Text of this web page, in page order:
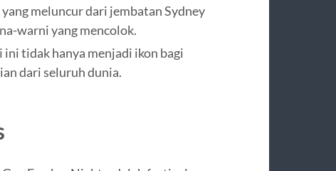
meluncur dari jembatan Sydney
warni yang mencolok.
ini tidak hanya menjadi ikon bagi
dari seluruh dunia.